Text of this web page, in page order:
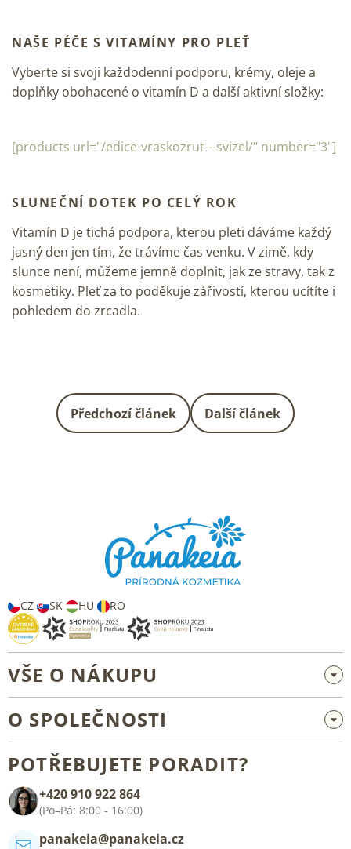
NAŠE PÉČE S VITAMÍNY PRO PLEŤ
Vyberte si svoji každodenní podporu, krémy, oleje a
doplňky obohacené o vitamín D a další aktivní složky:
[products url="/edice-vraskozrut---svizel/" number="3"]
SLUNEČNÍ DOTEK PO CELÝ ROK
Vitamín D je tichá podpora, kterou pleti dáváme každý
jasný den jen tím, že trávíme čas venku. V zimě, kdy
slunce není, můžeme jemně doplnit, jak ze stravy, tak z
kosmetiky. Pleť za to poděkuje zářivostí, kterou ucítíte i
pohledem do zrcadla.
Předchozí článek Další článek
CZ SK HU RO
VŠE O NÁKUPU
Velkoobchod a spolupráce
Všeobecné obchodní podmínky
O SPOLEČNOSTI
Kontakt
POTŘEBUJETE PORADIT?
+420 910 922 864
(Po–Pá: 8:00 - 16:00)
panakeia@panakeia.cz